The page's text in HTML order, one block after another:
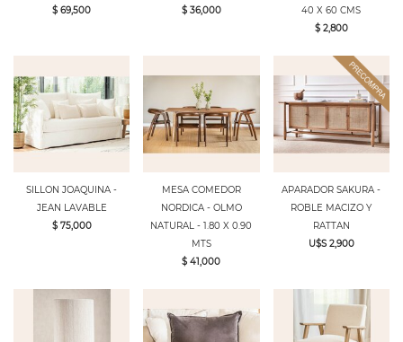
$ 69,500
$ 36,000
40 X 60 CMS
$ 2,800
SILLON JOAQUINA -
JEAN LAVABLE
$ 75,000
MESA COMEDOR
NORDICA - OLMO
NATURAL - 1.80 X 0.90
MTS
$ 41,000
APARADOR SAKURA -
ROBLE MACIZO Y
RATTAN
U$S 2,900